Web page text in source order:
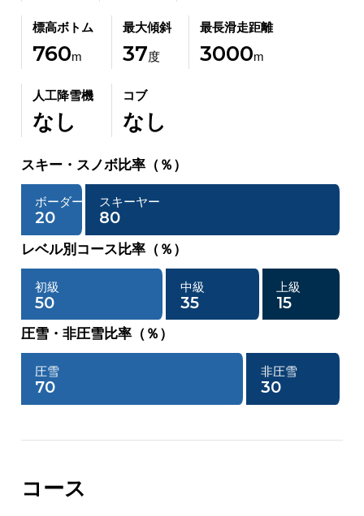
標高ボトム
760m
最大傾斜
37度
最長滑走距離
3000m
人工降雪機
なし
コブ
なし
スキー・スノボ比率（％）
ボーダー
20
スキーヤー
80
レベル別コース比率（％）
初級
50
中級
35
上級
15
圧雪・非圧雪比率（％）
圧雪
70
非圧雪
30
コース